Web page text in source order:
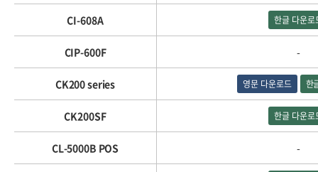
CI-608A 한글 다운로
CIP-600F -
CK200 series 영문 다운로드 한
CK200SF 한글 다운로
CL-5000B POS -